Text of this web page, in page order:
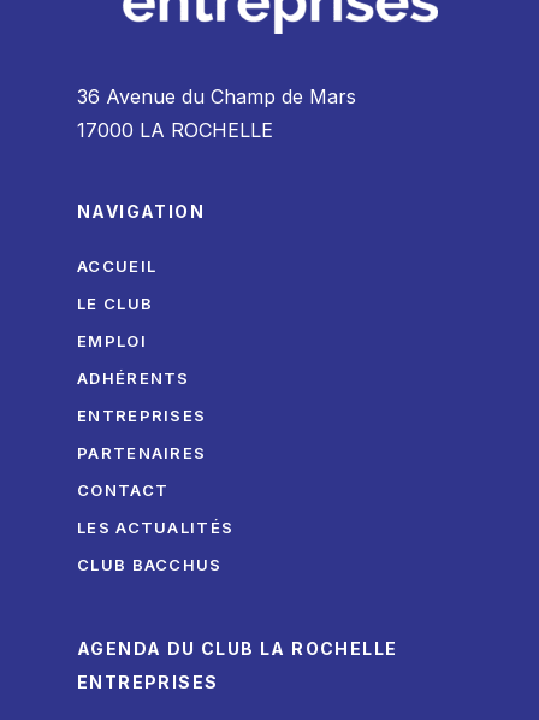
36 Avenue du Champ de Mars
17000 LA ROCHELLE
NAVIGATION
ACCUEIL
LE CLUB
EMPLOI
ADHÉRENTS
ENTREPRISES
PARTENAIRES
CONTACT
LES ACTUALITÉS
CLUB BACCHUS
AGENDA DU CLUB LA ROCHELLE
ENTREPRISES